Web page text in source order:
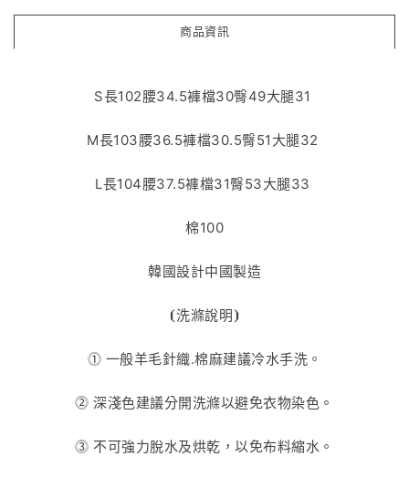
商品資訊
S長102腰34.5褲檔30臀49大腿31
M長103腰36.5褲檔30.5臀51大腿32
L長104腰37.5褲檔31臀53大腿33
棉100
韓國設計中國製造
⦗洗滌說明⦘
⓵ 一般羊毛針織.棉麻建議冷水手洗。
⓶ 深淺色建議分開洗滌以避免衣物染色。
⓷ 不可強力脫水及烘乾，以免布料縮水。